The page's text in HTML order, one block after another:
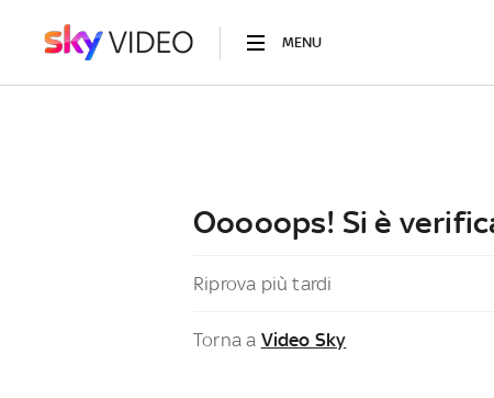
MENU
Ooooops! Si è
Riprova più tardi
Torna a Video Sky